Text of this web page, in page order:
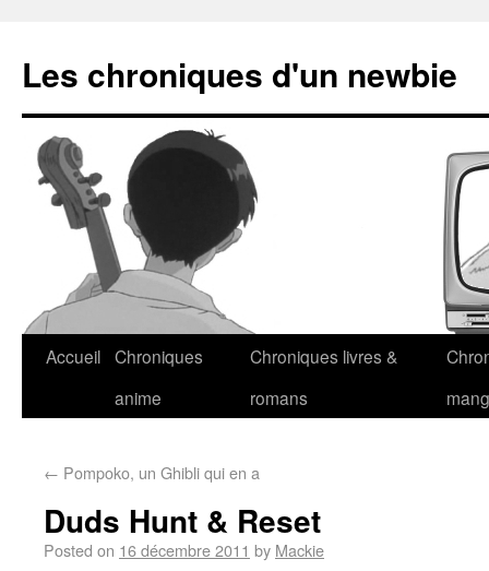
Les chroniques d'un newbie
Accueil Chroniques
anime
Chroniques livres &
romans
← Pompoko, un Ghibli qui en a
Duds Hunt & Reset
Posted on 16 décembre 2011 by Mackie